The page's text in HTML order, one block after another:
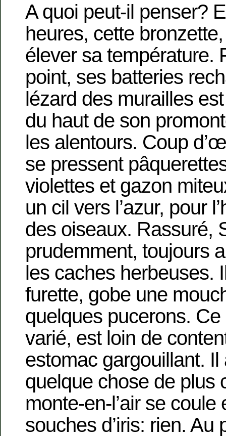
A quoi peut-il penser?
heures, cette bronzette,
élever sa température.
point, ses batteries
lézard des murailles
du haut de son
les alentours. Coup
se pressent
violettes et gazon
un cil vers l’azur, pour
des oiseaux. Rassuré,
prudemment, toujours
les caches herbeuses.
furette, gobe une
quelques pucerons.
varié, est loin de
estomac gargouillant. Il
quelque chose de plus
monte-en-l’air se coule
souches d’iris: rien. Au